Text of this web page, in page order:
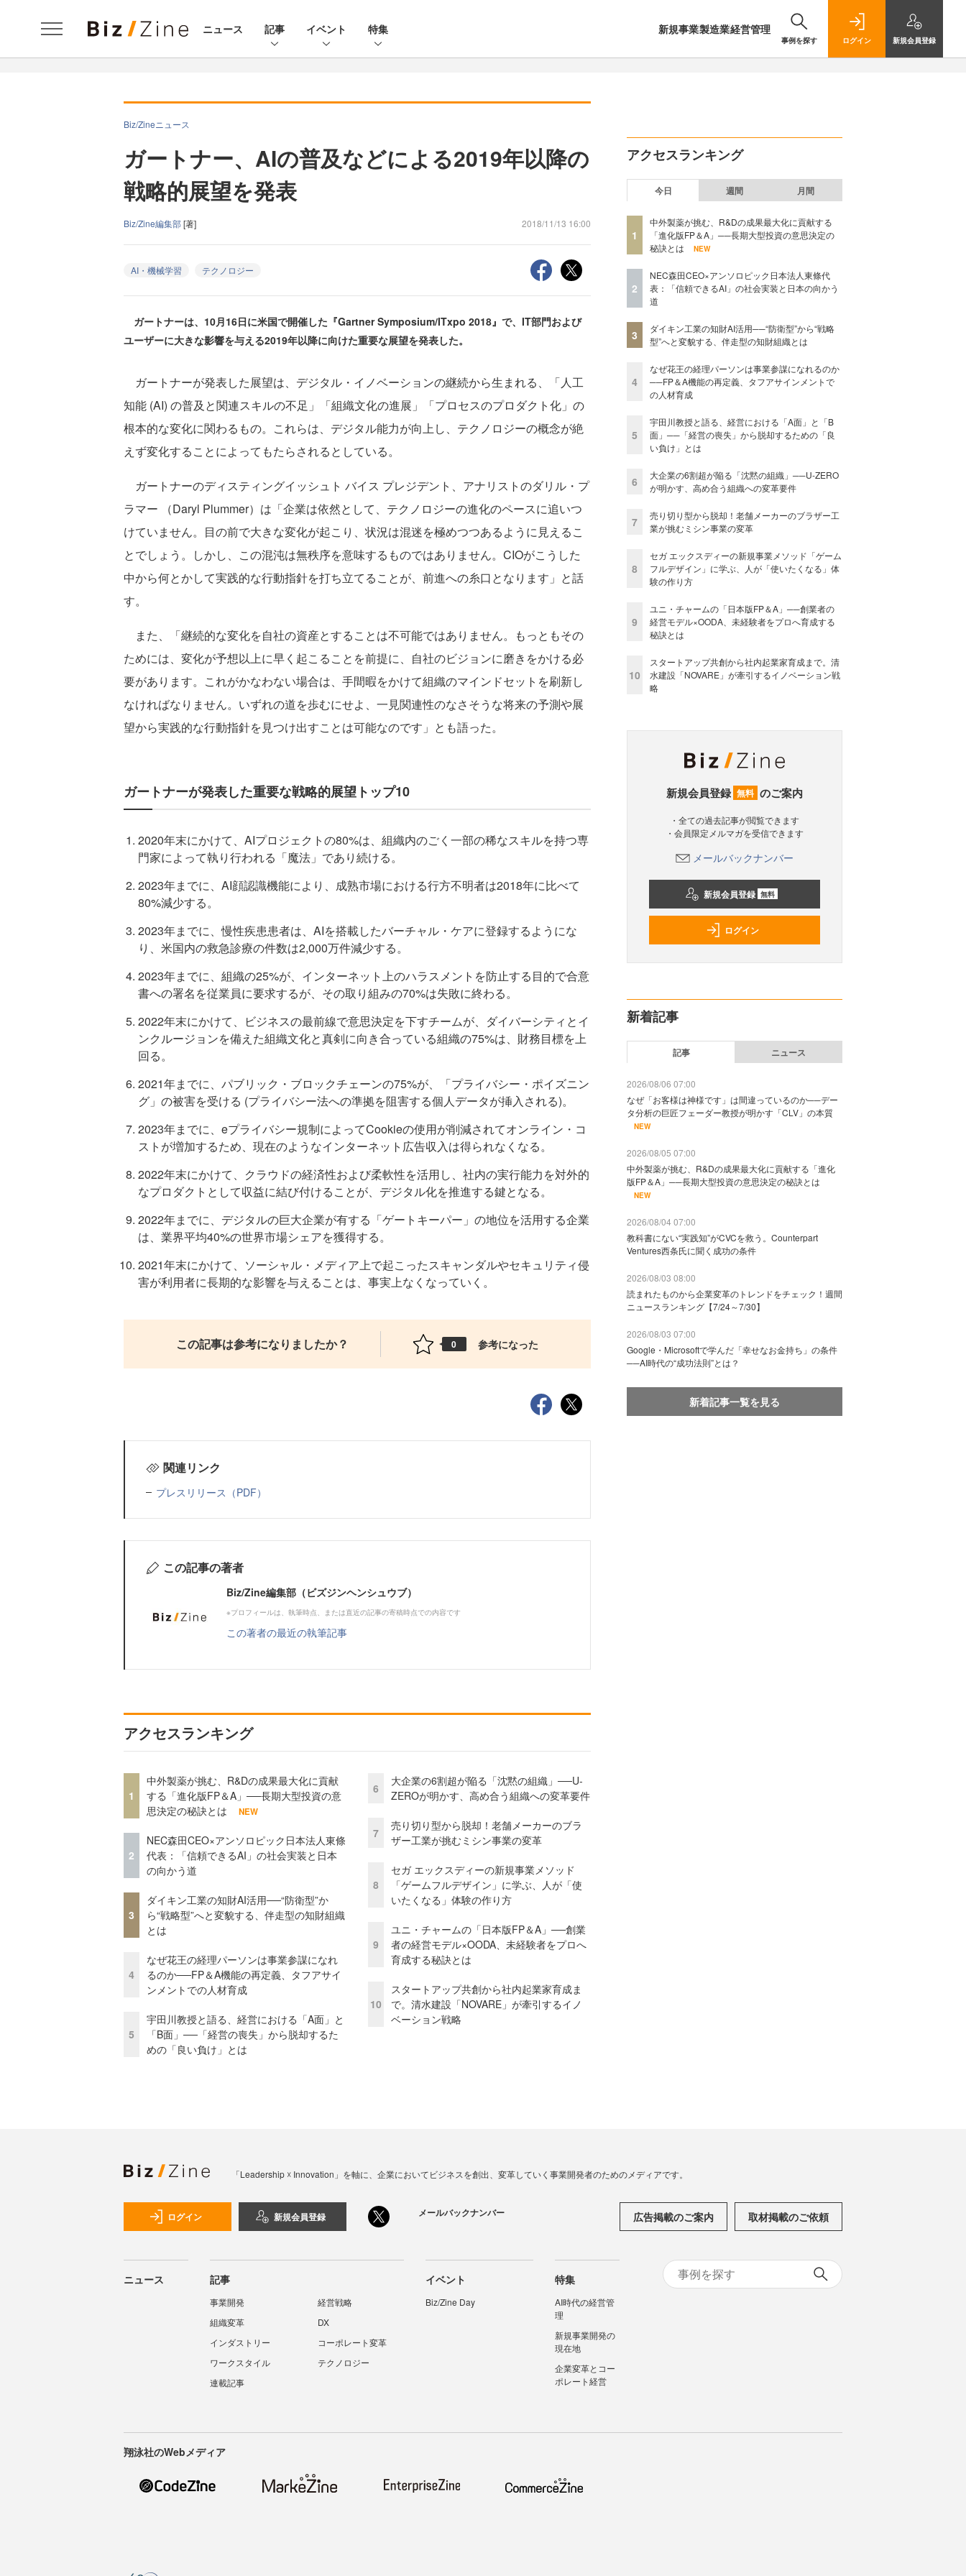
ニュース 記事 イベント 特集 新規事業製造業経営管理
事例を探す ログイン 新規会員登録
Biz/Zineニュース
ガートナー、AIの普及などによる2019年以降の
戦略的展望を発表
Biz/Zine編集部[著] 2018/11/13 16:00
AI・機械学習 テクノロジー
ガートナーは、10月16日に米国で開催した『Gartner Symposium/ITxpo 2018』で、IT部門および
ユーザーに大きな影響を与える2019年以降に向けた重要な展望を発表した。
ガートナーが発表した展望は、デジタル・イノベーションの継続から生まれる、「人工
知能 (AI) の普及と関連スキルの不足」「組織文化の進展」「プロセスのプロダクト化」の
根本的な変化に関わるもの。これらは、デジタル能力が向上し、テクノロジーの概念が絶
えず変化することによってもたらされるとしている。
ガートナーのディスティングイッシュト バイス プレジデント、アナリストのダリル・プ
ラマー （Daryl Plummer）は「企業は依然として、テクノロジーの進化のペースに追いつ
けていません。目の前で大きな変化が起こり、状況は混迷を極めつつあるように見えるこ
とでしょう。しかし、この混沌は無秩序を意味するものではありません。CIOがこうした
中から何とかして実践的な行動指針を打ち立てることが、前進への糸口となります」と話
す。
また、「継続的な変化を自社の資産とすることは不可能ではありません。もっともその
ためには、変化が予想以上に早く起こることを前提に、自社のビジョンに磨きをかける必
要があります。これがかなわない場合は、手間暇をかけて組織のマインドセットを刷新し
なければなりません。いずれの道を歩むにせよ、一見関連性のなさそうな将来の予測や展
望から実践的な行動指針を見つけ出すことは可能なのです」とも語った。
ガートナーが発表した重要な戦略的展望トップ10
2020年末にかけて、AIプロジェクトの80%は、組織内のごく一部の稀なスキルを持つ専
門家によって執り行われる「魔法」であり続ける。
2023年までに、AI顔認識機能により、成熟市場における行方不明者は2018年に比べて
80%減少する。
2023年までに、慢性疾患患者は、AIを搭載したバーチャル・ケアに登録するようにな
り、米国内の救急診療の件数は2,000万件減少する。
2023年までに、組織の25%が、インターネット上のハラスメントを防止する目的で合意
書への署名を従業員に要求するが、その取り組みの70%は失敗に終わる。
2022年末にかけて、ビジネスの最前線で意思決定を下すチームが、ダイバーシティとイ
ンクルージョンを備えた組織文化と真剣に向き合っている組織の75%は、財務目標を上
回る。
2021年までに、パブリック・ブロックチェーンの75%が、「プライバシー・ポイズニン
グ」の被害を受ける (プライバシー法への準拠を阻害する個人データが挿入される)。
2023年までに、eプライバシー規制によってCookieの使用が削減されてオンライン・コ
ストが増加するため、現在のようなインターネット広告収入は得られなくなる。
2022年末にかけて、クラウドの経済性および柔軟性を活用し、社内の実行能力を対外的
なプロダクトとして収益に結び付けることが、デジタル化を推進する鍵となる。
2022年までに、デジタルの巨大企業が有する「ゲートキーパー」の地位を活用する企業
は、業界平均40%の世界市場シェアを獲得する。
2021年末にかけて、ソーシャル・メディア上で起こったスキャンダルやセキュリティ侵
害が利用者に長期的な影響を与えることは、事実上なくなっていく。
この記事は参考になりましたか？ 0 参考になった
関連リンク
プレスリリース（PDF）
この記事の著者
Biz/Zine編集部（ビズジンヘンシュウブ）
※プロフィールは、執筆時点、または直近の記事の寄稿時点での内容です
この著者の最近の執筆記事
アクセスランキング
1
中外製薬が挑む、R&Dの成果最大化に貢献
する「進化版FP＆A」──長期大型投資の意
思決定の秘訣とは
NEW
2
NEC森田CEO×アンソロピック日本法人東條
代表：「信頼できるAI」の社会実装と日本
の向かう道
3
ダイキン工業の知財AI活用──“防衛型”か
ら“戦略型”へと変貌する、伴走型の知財組織
とは
4
なぜ花王の経理パーソンは事業参謀になれ
るのか──FP＆A機能の再定義、タフアサイ
ンメントでの人材育成
5
宇田川教授と語る、経営における「A面」と
「B面」──「経営の喪失」から脱却するた
めの「良い負け」とは
6
大企業の6割超が陥る「沈黙の組織」──U-
ZEROが明かす、高め合う組織への変革要件
7
売り切り型から脱却！老舗メーカーのブラ
ザー工業が挑むミシン事業の変革
8
セガ エックスディーの新規事業メソッド
「ゲームフルデザイン」に学ぶ、人が「使
いたくなる」体験の作り方
9
ユニ・チャームの「日本版FP＆A」──創業
者の経営モデル×OODA、未経験者をプロへ
育成する秘訣とは
10
スタートアップ共創から社内起業家育成ま
で。清水建設「NOVARE」が牽引するイノ
ベーション戦略
アクセスランキング
今日 週間 月間
1
中外製薬が挑む、R&Dの成果最大化に貢献する
「進化版FP＆A」──長期大型投資の意思決定の
秘訣とは
NEW
2
NEC森田CEO×アンソロピック日本法人東條代
表：「信頼できるAI」の社会実装と日本の向かう
道
3
ダイキン工業の知財AI活用──“防衛型”から“戦略
型”へと変貌する、伴走型の知財組織とは
4
なぜ花王の経理パーソンは事業参謀になれるのか
──FP＆A機能の再定義、タフアサインメントで
の人材育成
5
宇田川教授と語る、経営における「A面」と「B
面」──「経営の喪失」から脱却するための「良
い負け」とは
6
大企業の6割超が陥る「沈黙の組織」──U-ZERO
が明かす、高め合う組織への変革要件
7
売り切り型から脱却！老舗メーカーのブラザー工
業が挑むミシン事業の変革
8
セガ エックスディーの新規事業メソッド「ゲーム
フルデザイン」に学ぶ、人が「使いたくなる」体
験の作り方
9
ユニ・チャームの「日本版FP＆A」──創業者の
経営モデル×OODA、未経験者をプロへ育成する
秘訣とは
10
スタートアップ共創から社内起業家育成まで。清
水建設「NOVARE」が牽引するイノベーション戦
略
新規会員登録 無料 のご案内
・全ての過去記事が閲覧できます
・会員限定メルマガを受信できます
メールバックナンバー
新規会員登録 無料
ログイン
新着記事
記事 ニュース
2026/08/06 07:00
なぜ「お客様は神様です」は間違っているのか──デー
タ分析の巨匠フェーダー教授が明かす「CLV」の本質
NEW
2026/08/05 07:00
中外製薬が挑む、R&Dの成果最大化に貢献する「進化
版FP＆A」──長期大型投資の意思決定の秘訣とは
NEW
2026/08/04 07:00
教科書にない“実践知”がCVCを救う。Counterpart
Ventures西条氏に聞く成功の条件
2026/08/03 08:00
読まれたものから企業変革のトレンドをチェック！週間
ニュースランキング【7/24～7/30】
2026/08/03 07:00
Google・Microsoftで学んだ「幸せなお金持ち」の条件
──AI時代の“成功法則”とは？
新着記事一覧を見る
「Leadership ☓ Innovation」を軸に、企業においてビジネスを創出、変革していく事業開発者のためのメディアです。
ログイン 新規会員登録 メールバックナンバー 広告掲載のご案内 取材掲載のご依頼
ニュース 記事
事業開発
経営戦略
組織変革
DX
インダストリー
コーポレート変革
ワークスタイル
テクノロジー
連載記事
イベント
Biz/Zine Day
特集
AI時代の経営管
理
新規事業開発の
現在地
企業変革とコー
ポレート経営
翔泳社のWebメディア